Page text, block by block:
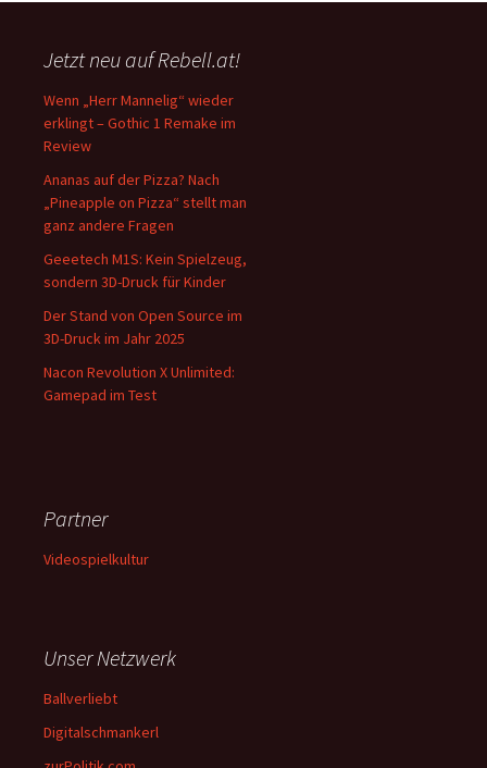
Jetzt neu auf Rebell.at!
Wenn „Herr Mannelig“ wieder
erklingt – Gothic 1 Remake im
Review
Ananas auf der Pizza? Nach
„Pineapple on Pizza“ stellt man
ganz andere Fragen
Geeetech M1S: Kein Spielzeug,
sondern 3D-Druck für Kinder
Der Stand von Open Source im
3D-Druck im Jahr 2025
Nacon Revolution X Unlimited:
Gamepad im Test
Partner
Videospielkultur
Unser Netzwerk
Ballverliebt
Digitalschmankerl